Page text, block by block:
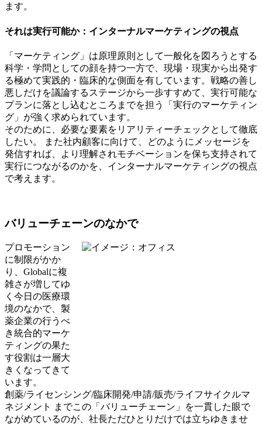
ます。
それは実行可能か：インターナルマーケティングの視点
「マーケティング」は原理原則として一般化を図ろうとする
科学・学問としての顔を持つ一方で、現場・現実から出発す
る極めて実践的・臨床的な側面を有しています。戦略の善し
悪しだけを議論するステージから一歩すすめて、実行可能な
プランに落とし込むところまでを担う「実行のマーケティン
グ」が強く求められています。
そのために、必要な要素をリアリティーチェックとして徹底
したい。 また社内顧客に向けて、どのようにメッセージを
発信すれば、より理解されモチベーションを保ち支持されて
実行につながるのかを、インターナルマーケティングの視点
で考えます。
バリューチェーンのなかで
プロモーション
に制限がかか
り、Globalに複
雑さが増してゆ
く今日の医療環
境のなかで、製
薬企業の行うべ
き統合的マーケ
ティングの果た
す役割は一層大
きくなってきて
います。
創薬/ライセンシング/臨床開発/申請/販売/ライフサイクルマ
ネジメント までこの「バリューチェーン」を一貫した眼で
ながめているのが、社長ただひとりだけでは立ちゆきませ